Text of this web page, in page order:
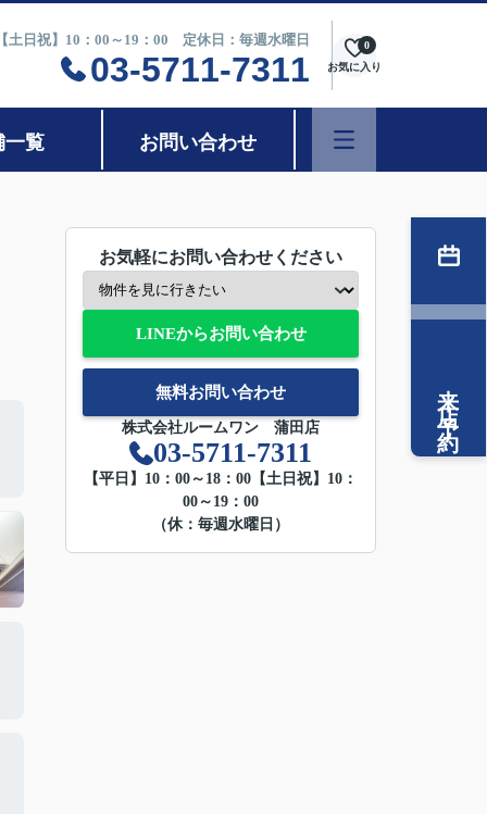
土日祝】10：00～19：00 定休日：毎週水曜日
03-5711-7311 お気に入り
0
一覧 お問い合わせ
お気軽にお問い合わせください
LINEからお問い合わせ
無料お問い合わせ
株式会社ルームワン 蒲田店
03-5711-7311
【平日】10：00～18：00【土日祝】10：
00～19：00
（休：毎週水曜日）
来店予約